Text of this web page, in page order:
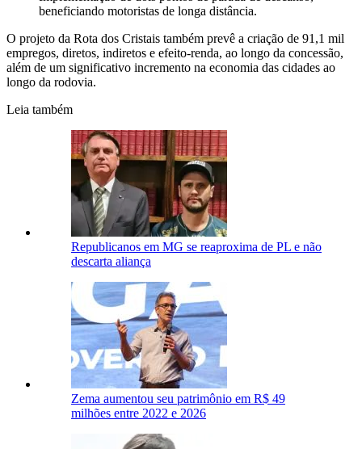
beneficiando motoristas de longa distância.
O projeto da Rota dos Cristais também prevê a criação de 91,1 mil
empregos, diretos, indiretos e efeito-renda, ao longo da concessão,
além de um significativo incremento na economia das cidades ao
longo da rodovia.
Leia também
Republicanos em MG se reaproxima de PL e não
descarta aliança
Zema aumentou seu patrimônio em R$ 49
milhões entre 2022 e 2026